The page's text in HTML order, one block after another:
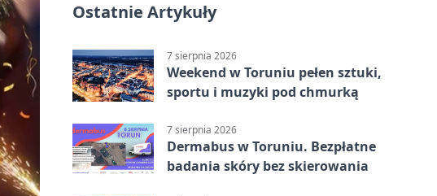
Ostatnie Artykuły
7 sierpnia 2026
Weekend w Toruniu pełen sztuki,
sportu i muzyki pod chmurką
7 sierpnia 2026
Dermabus w Toruniu. Bezpłatne
badania skóry bez skierowania